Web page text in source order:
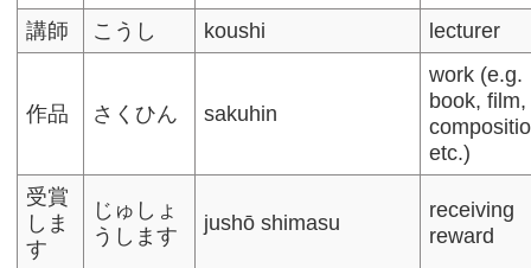
講師 こうし koushi lecturer
作品 さくひん sakuhin
work (e.g.
book, film,
etc.)
受賞
しま
す
じゅしょ
うします
jushō shimasu
receiving
reward